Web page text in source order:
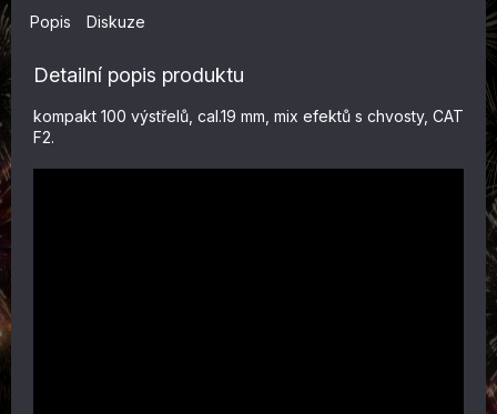
Popis Diskuze
Detailní popis produktu
kompakt 100 výstřelů, cal.19 mm, mix efektů s chvosty, CAT
F2.